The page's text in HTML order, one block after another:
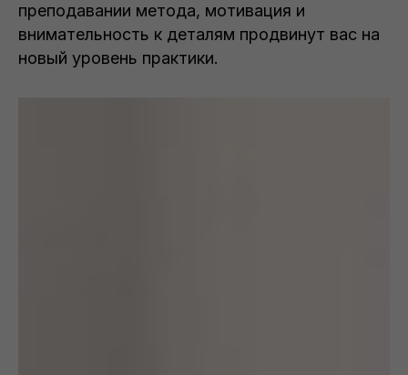
преподавании метода, мотивация и
внимательность к деталям продвинут вас на
новый уровень практики.